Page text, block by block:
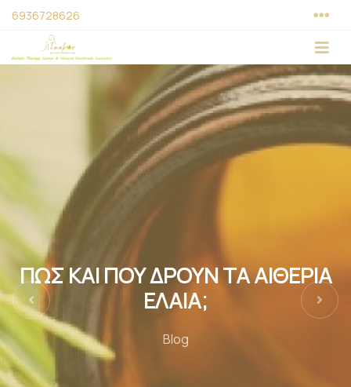
6936728626
ΠΩΣ ΚΑΙ ΠΟΥ ΔΡΟΥΝ ΤΑ ΑΙΘΕΡΙΑ
ΕΛΑΙΑ;
Blog
Previous Next